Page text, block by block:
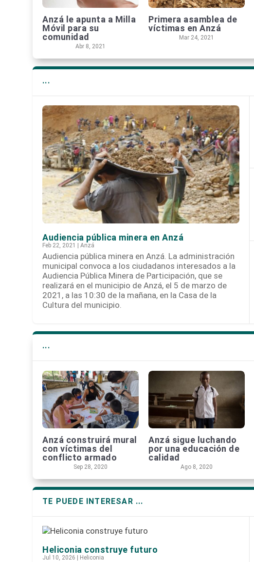
Anzá le apunta a Milla
Móvil para su
comunidad
Abr 8, 2021
Primera asamblea de
víctimas en Anzá
Mar 24, 2021
...
Audiencia pública minera en Anzá
Feb 22, 2021 |Anzá
Audiencia pública minera en Anzá. La administración
municipal convoca a los ciudadanos interesados a la
Audiencia Pública Minera de Participación, que se
realizará en el municipio de Anzá, el 5 de marzo de
2021, a las 10:30 de la mañana, en la Casa de la
Cultura del municipio.
...
Anzá construirá mural
con víctimas del
conflicto armado
Sep 28, 2020
Anzá sigue luchando
por una educación de
calidad
Ago 8, 2020
TE PUEDE INTERESAR ...
Heliconia construye futuro
Jul 10, 2026 Heliconia